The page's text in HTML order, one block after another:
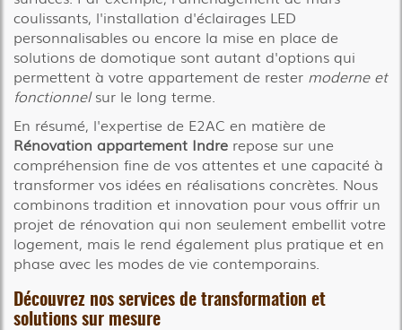
coulissants, l'installation d'éclairages LED
personnalisables ou encore la mise en place de
solutions de domotique sont autant d'options qui
permettent à votre appartement de rester moderne et
fonctionnelsur le long terme.
En résumé, l'expertise de E2AC en matière de
Rénovation appartement Indre repose sur une
compréhension fine de vos attentes et une capacité à
transformer vos idées en réalisations concrètes. Nous
combinons tradition et innovation pour vous offrir un
projet de rénovation qui non seulement embellit votre
logement, mais le rend également plus pratique et en
phase avec les modes de vie contemporains.
Découvrez nos services de transformation et
solutions sur mesure